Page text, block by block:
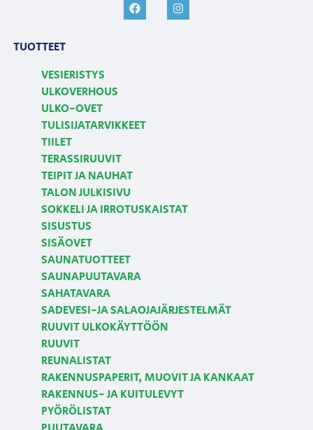
TUOTTEET
VESIERISTYS
ULKOVERHOUS
ULKO-OVET
TULISIJATARVIKKEET
TIILET
TERASSIRUUVIT
TEIPIT JA NAUHAT
TALON JULKISIVU
SOKKELI JA IRROTUSKAISTAT
SISUSTUS
SISÄOVET
SAUNATUOTTEET
SAUNAPUUTAVARA
SAHATAVARA
SADEVESI-JA SALAOJAJÄRJESTELMÄT
RUUVIT ULKOKÄYTTÖÖN
RUUVIT
REUNALISTAT
RAKENNUSPAPERIT, MUOVIT JA KANKAAT
RAKENNUS- JA KUITULEVYT
PYÖRÖLISTAT